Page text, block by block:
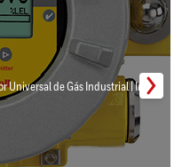
Universal de Gás Industrial | Inmar